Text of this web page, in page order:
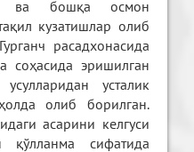
ва бошқа осмон
кузатишлар олиб
расадхонасида
соҳасида эришилган
усталик
олиб борилган.
асарини келгуси
қўлланма сифатида